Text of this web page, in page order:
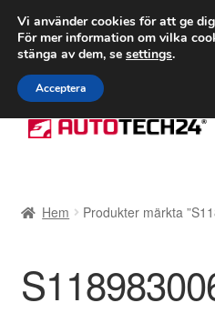
FRAKT
Ring 766 924
Hoppa
till
Hoppa
till
Betalningar
Integritetspolicy
Hem Produkter märkta
Vi använder cookies för att ge
För mer information om vilka
stänga av dem, se settings.
Acceptera